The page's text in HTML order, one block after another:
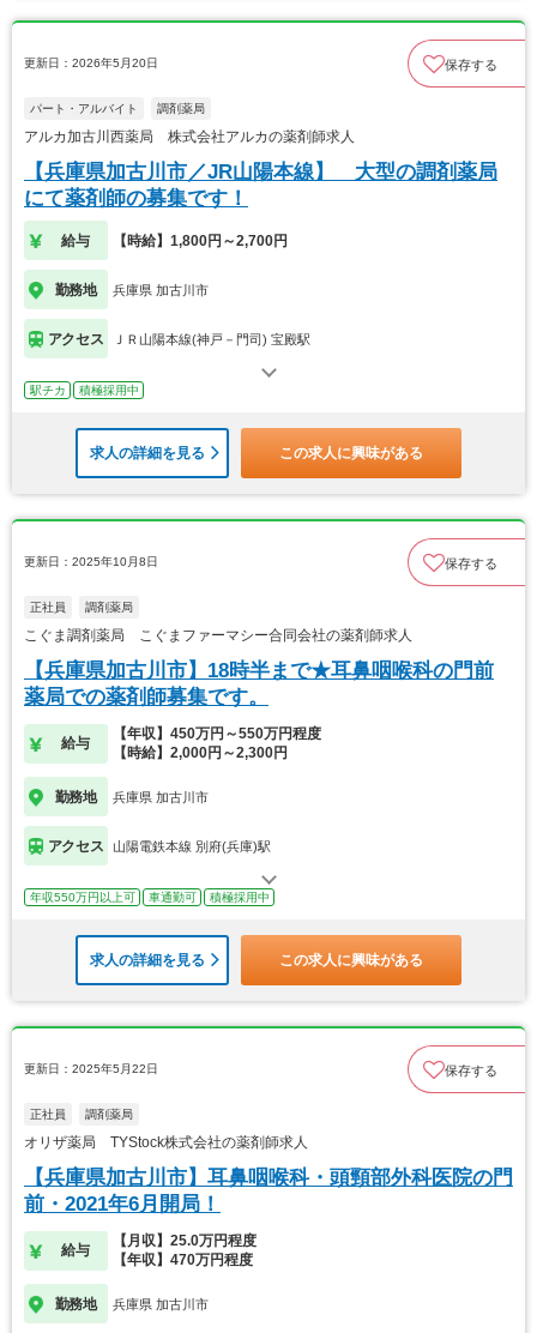
更新日：2026年5月20日 保存する
パート・アルバイト 調剤薬局
アルカ加古川西薬局 株式会社アルカの薬剤師求人
【兵庫県加古川市／JR山陽本線】 大型の調剤薬局
にて薬剤師の募集です！
給与 【時給】1,800円～2,700円
勤務地 兵庫県 加古川市
アクセス ＪＲ山陽本線(神戸－門司) 宝殿駅
駅チカ 積極採用中
求人の詳細を見る この求人に興味がある
更新日：2025年10月8日 保存する
正社員 調剤薬局
こぐま調剤薬局 こぐまファーマシー合同会社の薬剤師求人
【兵庫県加古川市】18時半まで★耳鼻咽喉科の門前
薬局での薬剤師募集です。
給与
【年収】450万円～550万円程度
【時給】2,000円～2,300円
勤務地 兵庫県 加古川市
アクセス 山陽電鉄本線 別府(兵庫)駅
年収550万円以上可 車通勤可 積極採用中
求人の詳細を見る この求人に興味がある
更新日：2025年5月22日 保存する
正社員 調剤薬局
オリザ薬局 TYStock株式会社の薬剤師求人
【兵庫県加古川市】耳鼻咽喉科・頭頸部外科医院の門
前・2021年6月開局！
給与
【月収】25.0万円程度
【年収】470万円程度
勤務地 兵庫県 加古川市